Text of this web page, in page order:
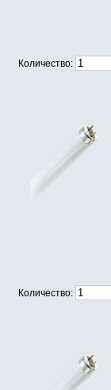
Количество:
Количество: